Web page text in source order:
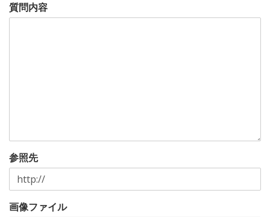
質問内容
参照先
画像ファイル